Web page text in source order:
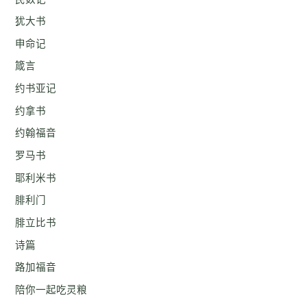
犹大书
申命记
箴言
约书亚记
约拿书
约翰福音
罗马书
耶利米书
腓利门
腓立比书
诗篇
路加福音
陪你一起吃灵粮